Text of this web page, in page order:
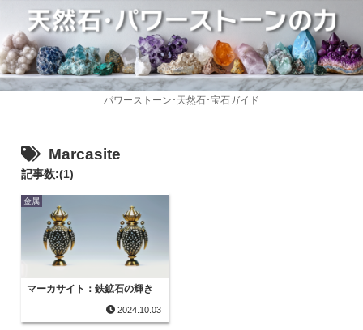
パワーストーン･天然石･宝石ガイド
Marcasite
記事数:(1)
金属
マーカサイト：鉄鉱石の輝き
2024.10.03